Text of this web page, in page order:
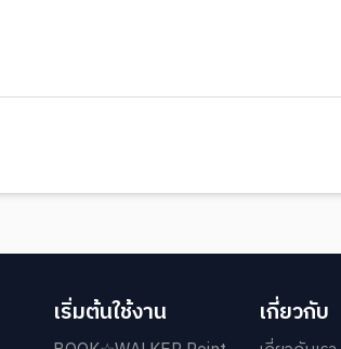
เริ่มต้นใช้งาน เกี่ยวกับ